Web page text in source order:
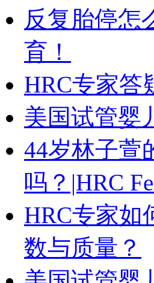
反复胎停怎
育！
HRC专家答
美国试管婴
44岁林子萱
吗？|HRC
HRC专家如
数与质量？